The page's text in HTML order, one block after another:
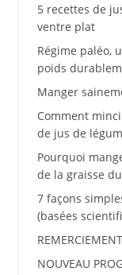
5 recettes de
ventre plat
Régime paléo,
poids
Manger
Comment
de jus de
Pourquoi
de la graisse
7 façons
(basées
REMERCIEMENT
NOUVEAU